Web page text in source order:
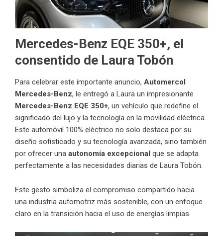
Mercedes-Benz EQE 350+, el
consentido de Laura Tobón
Para celebrar este importante anuncio, Automercol
Mercedes-Benz, le entregó a Laura un impresionante
Mercedes-Benz EQE 350+, un vehículo que redefine el
significado del lujo y la tecnología en la movilidad eléctrica.
Este automóvil 100% eléctrico no solo destaca por su
diseño sofisticado y su tecnología avanzada, sino también
por ofrecer una autonomía excepcional que se adapta
perfectamente a las necesidades diarias de Laura Tobón.
Este gesto simboliza el compromiso compartido hacia
una industria automotriz más sostenible, con un enfoque
claro en la transición hacia el uso de energías limpias.